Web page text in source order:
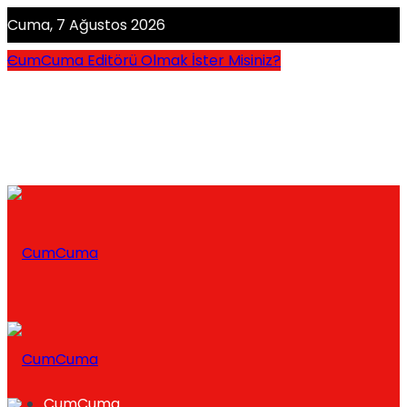
Cuma, 7 Ağustos 2026
CumCuma Editörü Olmak İster Misiniz?